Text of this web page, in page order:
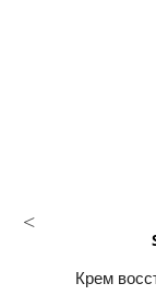
Крем